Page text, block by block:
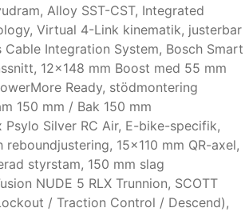
Alloy SST-CST, Integrated
Virtual 4-Link kinematik, justerbar
Integration System, Bosch Smart
12×148 mm Boost med 55 mm
Ready, stödmontering
150 mm / Bak 150 mm
Psylo Silver RC Air, E-bike-specifik,
15×110 mm QR-axel,
styrstam, 150 mm slag
NUDE 5 RLX Trunnion, SCOTT
/ Traction Control / Descend),